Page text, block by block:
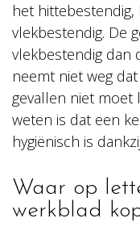
het
vlekbestendig. De
vlekbestendig dan
neemt niet weg
gevallen niet moet
weten is dat een
hygiënisch is
Waar op
werkblad